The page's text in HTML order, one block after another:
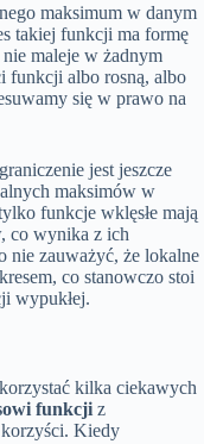
maksimum w danym
takiej funkcji ma formę
maleje w żadnym
funkcji albo rosną, albo
się w prawo na
jest jeszcze
maksimów w
funkcje wklęsłe mają
co wynika z ich
nie zauważyć, że lokalne
co stanowczo stoi
wypukłej.
kilka ciekawych
funkcji z
Kiedy